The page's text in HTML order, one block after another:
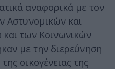
αναφορικά με τον
Αστυνομικών και
των Κοινωνικών
με την διερεύνηση
οικογένειας της